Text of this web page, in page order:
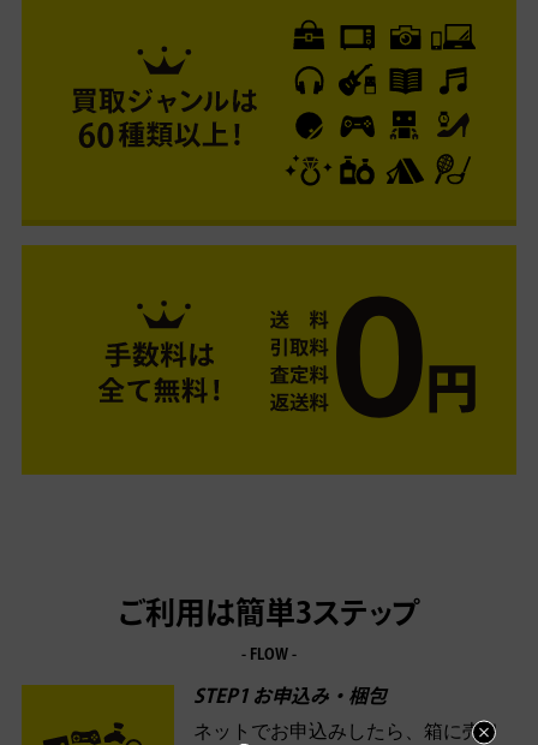
ご利用は簡単3ステップ
- FLOW -
STEP1 お申込み・梱包
ネットでお申込みしたら、箱に売り